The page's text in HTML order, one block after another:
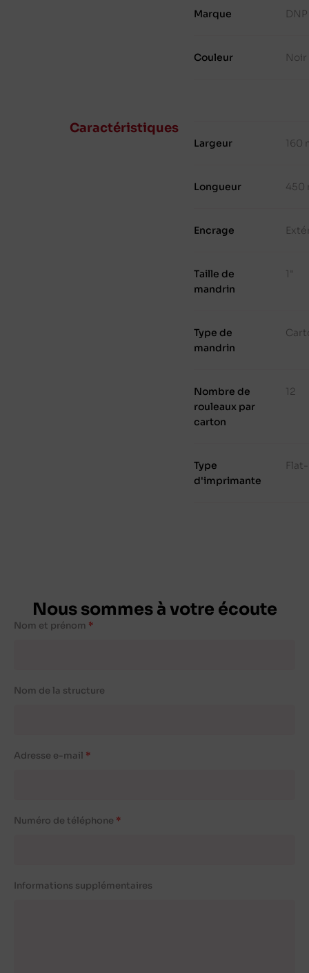
Marque DNP
Couleur Noir
Caractéristiques
Largeur 160
Longueur 450
Encrage
Taille de
mandrin
1"
Type de
mandrin
Nombre de
rouleaux par
carton
12
Type
d'imprimante
Nous sommes à votre écoute
Nom et prénom
Nom de la structure
Adresse e-mail
Numéro de téléphone
Informations supplémentaires